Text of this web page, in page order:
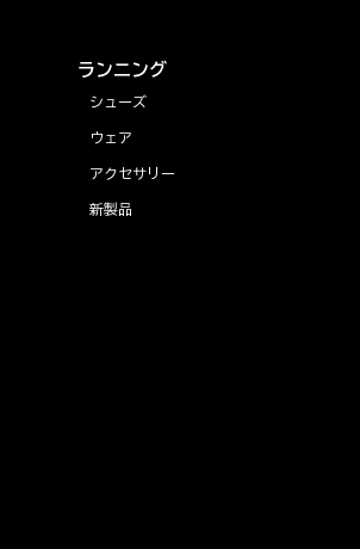
ランニング
シューズ
ウェア
アクセサリー
新製品